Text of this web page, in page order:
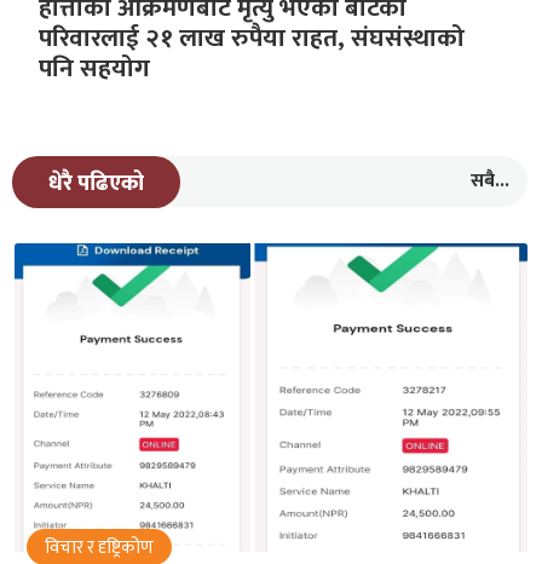
परिवारलाई २१ लाख रुपैया राहत, संघसंस्थाको
पनि सहयोग
धेरै पढिएको सबै...
विचार र दृष्ट्रिकोण